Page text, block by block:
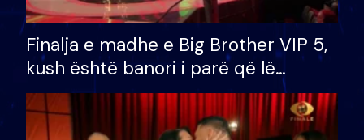
Finalja e madhe e Big Brother VIP 5,
kush është banori i parë që lë
shtëpinë dhe humb mundësinë për
të fituar çmimin e madh